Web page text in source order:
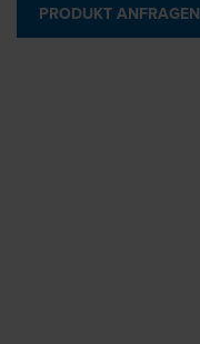
PRODUKT ANFRAGEN